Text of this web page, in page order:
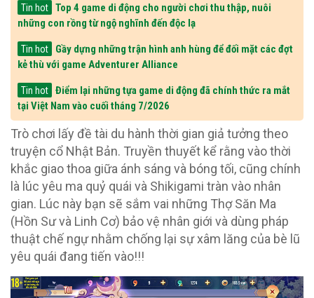
Tin hot
Top 4 game di động cho người chơi thu thập, nuôi
những con rồng từ ngộ nghĩnh đến độc lạ
Tin hot
Gầy dựng những trận hình anh hùng để đối mặt các đợt
kẻ thù với game Adventurer Alliance
Tin hot
Điểm lại những tựa game di động đã chính thức ra mắt
tại Việt Nam vào cuối tháng 7/2026
Trò chơi lấy đề tài du hành thời gian giả tưởng theo
truyện cổ Nhật Bản. Truyền thuyết kể rằng vào thời
khắc giao thoa giữa ánh sáng và bóng tối, cũng chính
là lúc yêu ma quỷ quái và Shikigami tràn vào nhân
gian. Lúc này bạn sẽ sắm vai những Thợ Săn Ma
(Hồn Sư và Linh Cơ) bảo vệ nhân giới và dùng pháp
thuật chế ngự nhằm chống lại sự xâm lăng của bè lũ
yêu quái đang tiến vào!!!